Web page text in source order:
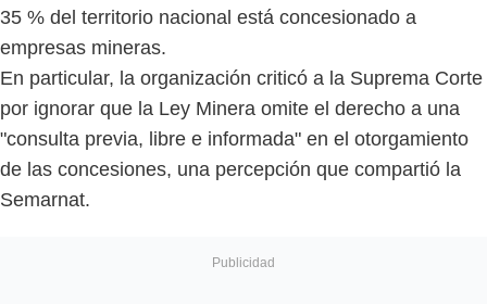
35 % del territorio nacional está concesionado a
empresas mineras.
En particular, la organización criticó a la Suprema Corte
por ignorar que la Ley Minera omite el derecho a una
"consulta previa, libre e informada" en el otorgamiento
de las concesiones, una percepción que compartió la
Semarnat.